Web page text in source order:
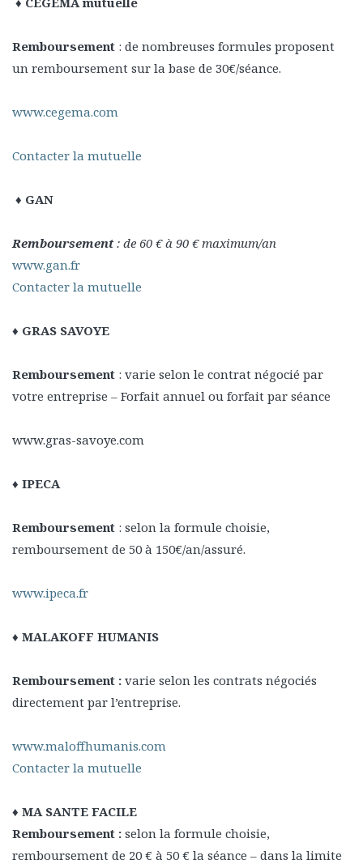
Remboursement : de nombreuses formules proposent
un remboursement sur la base de 30€/séance.
www.cegema.com
Contacter la mutuelle
♦ GAN
Remboursement: de 60 € à 90 € maximum/an
www.gan.fr
Contacter la mutuelle
♦ GRAS SAVOYE
Remboursement : varie selon le contrat négocié par
votre entreprise – Forfait annuel ou forfait par séance
www.gras-savoye.com
♦ IPECA
Remboursement : selon la formule choisie,
remboursement de 50 à 150€/an/assuré.
www.ipeca.fr
♦ MALAKOFF HUMANIS
Remboursement : varie selon les contrats négociés
directement par l’entreprise.
www.maloffhumanis.com
Contacter la mutuelle
♦ MA SANTE FACILE
Remboursement : selon la formule choisie,
remboursement de 20 € à 50 € la séance – dans la limite